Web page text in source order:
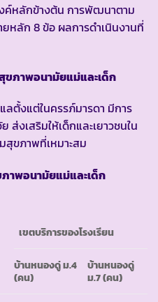
หลักข้างต้น การพัฒนาตาม
หลัก 8 ข้อ ผลการดำเนินงานที่
สุขภาพอนามัยแม่และเด็ก
ลตั้งแต่ในครรภ์มารดา มีการ
งเสริมให้เด็กและเยาวชนใน
สุขภาพที่เหมาะสม
ภาพอนามัยแม่และเด็ก
เขตบริการของโรงเรียน
บ้านหนองดู่ ม.4
(คน)
บ้านหนองดู่
ม.7 (คน)